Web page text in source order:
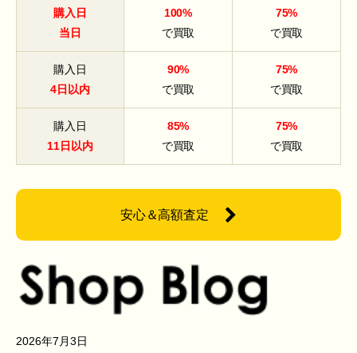
購入日
当日
100%
で買取
75%
で買取
購入日
4日以内
90%
で買取
75%
で買取
購入日
11日以内
85%
で買取
75%
で買取
安心＆高額査定
2026年7月3日